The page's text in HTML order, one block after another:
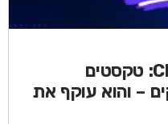
ChatGPT Images 2.0: טקסטים
– והוא עוקף את